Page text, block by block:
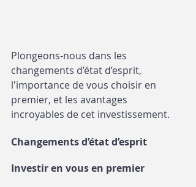
Plongeons-nous dans les
changements d’état d’esprit,
l'importance de vous choisir en
premier, et les avantages
incroyables de cet investissement.
Changements d’état d’esprit
Investir en vous en premier